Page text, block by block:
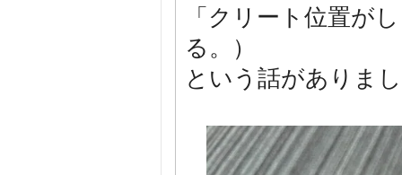
「クリート位置が
る。）
という話がありま